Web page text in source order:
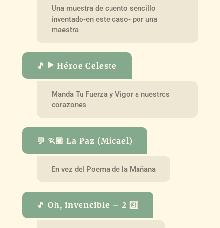
Una muestra de cuento sencillo
inventado-en este caso- por una
maestra
🎵 ▶️ Héroe Celeste
Manda Tu Fuerza y Vigor a nuestros
corazones
💬 🏃🏽 La Paz (Micael)
En vez del Poema de la Mañana
🎵 Oh, invencible – 2 3️⃣